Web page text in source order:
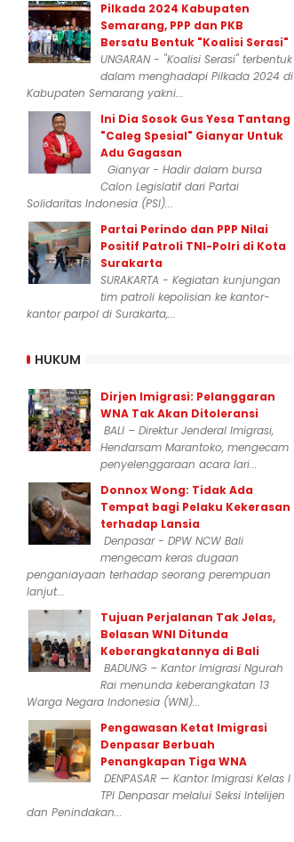
Pilkada 2024 Kabupaten
Semarang, PPP dan PKB
Bersatu Bentuk "Koalisi Serasi"
UNGARAN - "Koalisi Serasi" terbentuk
dalam menghadapi Pilkada 2024 di
Kabupaten Semarang yakni...
Ini Dia Sosok Gus Yesa Tantang
"Caleg Spesial" Gianyar Untuk
Adu Gagasan
Gianyar - Hadir dalam bursa
Calon Legislatif dari Partai
Solidaritas Indonesia (PSI)...
Partai Perindo dan PPP Nilai
Positif Patroli TNI-Polri di Kota
Surakarta
SURAKARTA - Kegiatan kunjungan
tim patroli kepolisian ke kantor-
kantor parpol di Surakarta,...
HUKUM
Dirjen Imigrasi: Pelanggaran
WNA Tak Akan Ditoleransi
BALI – Direktur Jenderal Imigrasi,
Hendarsam Marantoko, mengecam
penyelenggaraan acara lari...
Donnox Wong: Tidak Ada
Tempat bagi Pelaku Kekerasan
terhadap Lansia
Denpasar - DPW NCW Bali
mengecam keras dugaan
penganiayaan terhadap seorang perempuan
lanjut...
Tujuan Perjalanan Tak Jelas,
Belasan WNI Ditunda
Keberangkatannya di Bali
BADUNG – Kantor Imigrasi Ngurah
Rai menunda keberangkatan 13
Warga Negara Indonesia (WNI)...
Pengawasan Ketat Imigrasi
Denpasar Berbuah
Penangkapan Tiga WNA
DENPASAR — Kantor Imigrasi Kelas I
TPI Denpasar melalui Seksi Intelijen
dan Penindakan...